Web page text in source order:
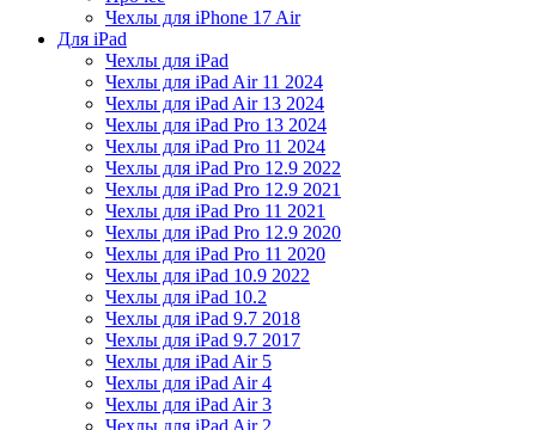
Чехлы для iPhone 17 Air
Для iPad
Чехлы для iPad
Чехлы для iPad Air 11 2024
Чехлы для iPad Air 13 2024
Чехлы для iPad Pro 13 2024
Чехлы для iPad Pro 11 2024
Чехлы для iPad Pro 12.9 2022
Чехлы для iPad Pro 12.9 2021
Чехлы для iPad Pro 11 2021
Чехлы для iPad Pro 12.9 2020
Чехлы для iPad Pro 11 2020
Чехлы для iPad 10.9 2022
Чехлы для iPad 10.2
Чехлы для iPad 9.7 2018
Чехлы для iPad 9.7 2017
Чехлы для iPad Air 5
Чехлы для iPad Air 4
Чехлы для iPad Air 3
Чехлы для iPad Air 2